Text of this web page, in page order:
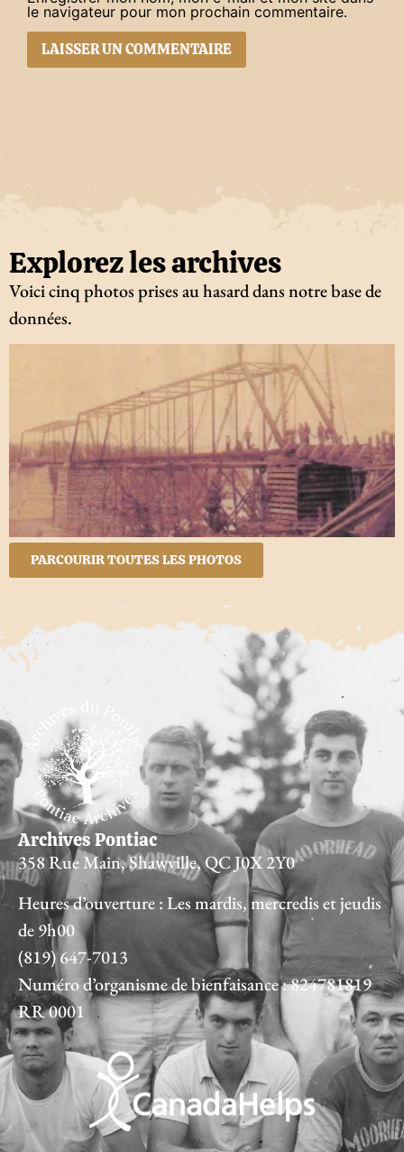
le navigateur pour mon prochain commentaire.
Explorez les archives
Voici cinq photos prises au hasard dans notre base de
données.
PARCOURIR TOUTES LES PHOTOS
Archives Pontiac
358 Rue Main, Shawville, QC J0X 2Y0
Heures d’ouverture : Les mardis, mercredis et jeudis
de 9h00
(819) 647-7013
Numéro d’organisme de bienfaisance : 824781819
RR 0001